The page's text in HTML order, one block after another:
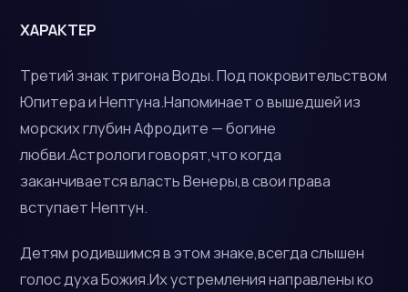
ХАРАКТЕР
Третий знак тригона Воды. Под покровительством
Юпитера и Нептуна.Напоминает о вышедшей из
морских глубин Афродите — богине
любви.Астрологи говорят,что когда
заканчивается власть Венеры,в свои права
вступает Нептун.
Детям родившимся в этом знаке,всегда слышен
голос духа Божия.Их устремления направлены ко